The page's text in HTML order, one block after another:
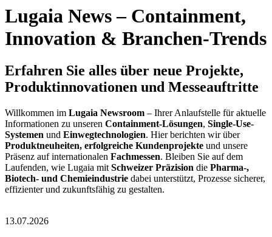
Lugaia News – Containment,
Innovation & Branchen-Trends
Erfahren Sie alles über neue Projekte,
Produkt­innovationen und Messeauftritte
Willkommen im Lugaia Newsroom – Ihrer Anlaufstelle für aktuelle
Informationen zu unseren Containment-Lösungen, Single-Use-
Systemen und Einwegtechnologien. Hier berichten wir über
Produktneuheiten, erfolgreiche Kundenprojekte und unsere
Präsenz auf internationalen Fachmessen. Bleiben Sie auf dem
Laufenden, wie Lugaia mit Schweizer Präzision die Pharma-,
Biotech- und Chemieindustrie dabei unterstützt, Prozesse sicherer,
effizienter und zukunfts­fähig zu gestalten.
13.07.2026